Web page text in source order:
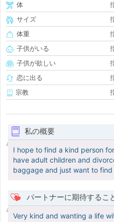
体
サイズ
体重
子供がいる
子供が欲しい
恋に出る
宗教
私の概要
I hope to find a kind person
have adult children and
baggage and just want to find
パートナーに期待するこ
Very kind and wanting a life